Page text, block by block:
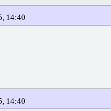
14:40
14:40